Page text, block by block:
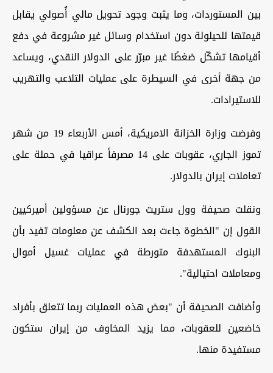
بين المستوردات، وما يثبت وجود تحويل مالي أُصولي يقابل
قيمتها للحيلولة دون استخدام وسائل غير مشروعة في دفع
أقيامها تشكّل ضغطًا غير مبرّر على الدولار النقدي، ويساعد
من جهة أخرى في السيطرة على عمليات التلاعب والتهريب
للاستيرادات.
وفرضت وزارة الخزانة الامريكية، أمس الأربعاء 19 من شهر
تموز الجاري، عقوبات على 14 مصرفاً عراقيا في حملة على
تعاملات إيران بالدولار.
ونقلت صحيفة وول ستريت جورنال عن مسؤولين أميركيين
القول إن "الخطوة جاءت بعد الكشف عن معلومات تفيد بأن
البنوك المستهدفة متورطة في عمليات غسيل أموال
ومعاملات احتيالية".
وأضافت الصحيفة أن "بعض هذه العمليات ربما تتعلق بأفراد
خاضعين للعقوبات، مما يزيد المخاوف من إيران ستكون
مستفيدة منها.